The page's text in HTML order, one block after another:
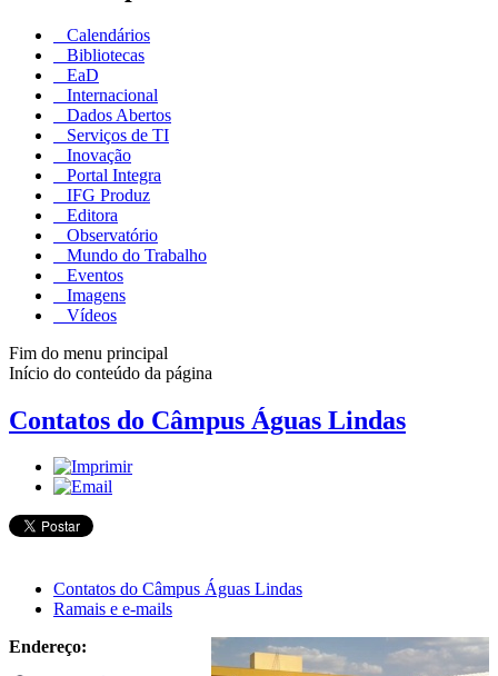
Calendários
Bibliotecas
EaD
Internacional
Dados Abertos
Serviços de TI
Inovação
Portal Integra
IFG Produz
Editora
Observatório
Mundo do Trabalho
Eventos
Imagens
Vídeos
Fim do menu principal
Início do conteúdo da página
Contatos do Câmpus Águas Lindas
Contatos do Câmpus Águas Lindas
Ramais e e-mails
Endereço: